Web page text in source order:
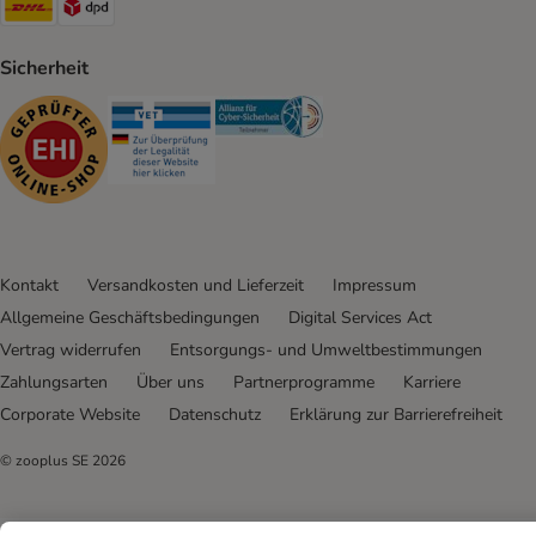
Sicherheit
Security Security
Kontakt Versandkosten und Lieferzeit
Impressum
Allgemeine Geschäftsbedingungen
Digital Services Act
Vertrag widerrufen
Entsorgungs- und Umweltbestimmungen
Zahlungsarten
Über uns Partnerprogramme
Karriere
Corporate Website
Datenschutz Erklärung zur Barrierefreiheit
© zooplus SE 2026